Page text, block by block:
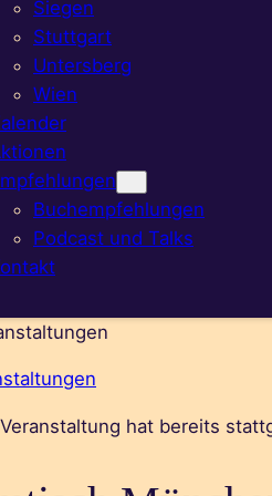
Siegen
Stuttgart
Untersberg
Wien
Buchempfehlungen
Podcast und Talks
hat bereits